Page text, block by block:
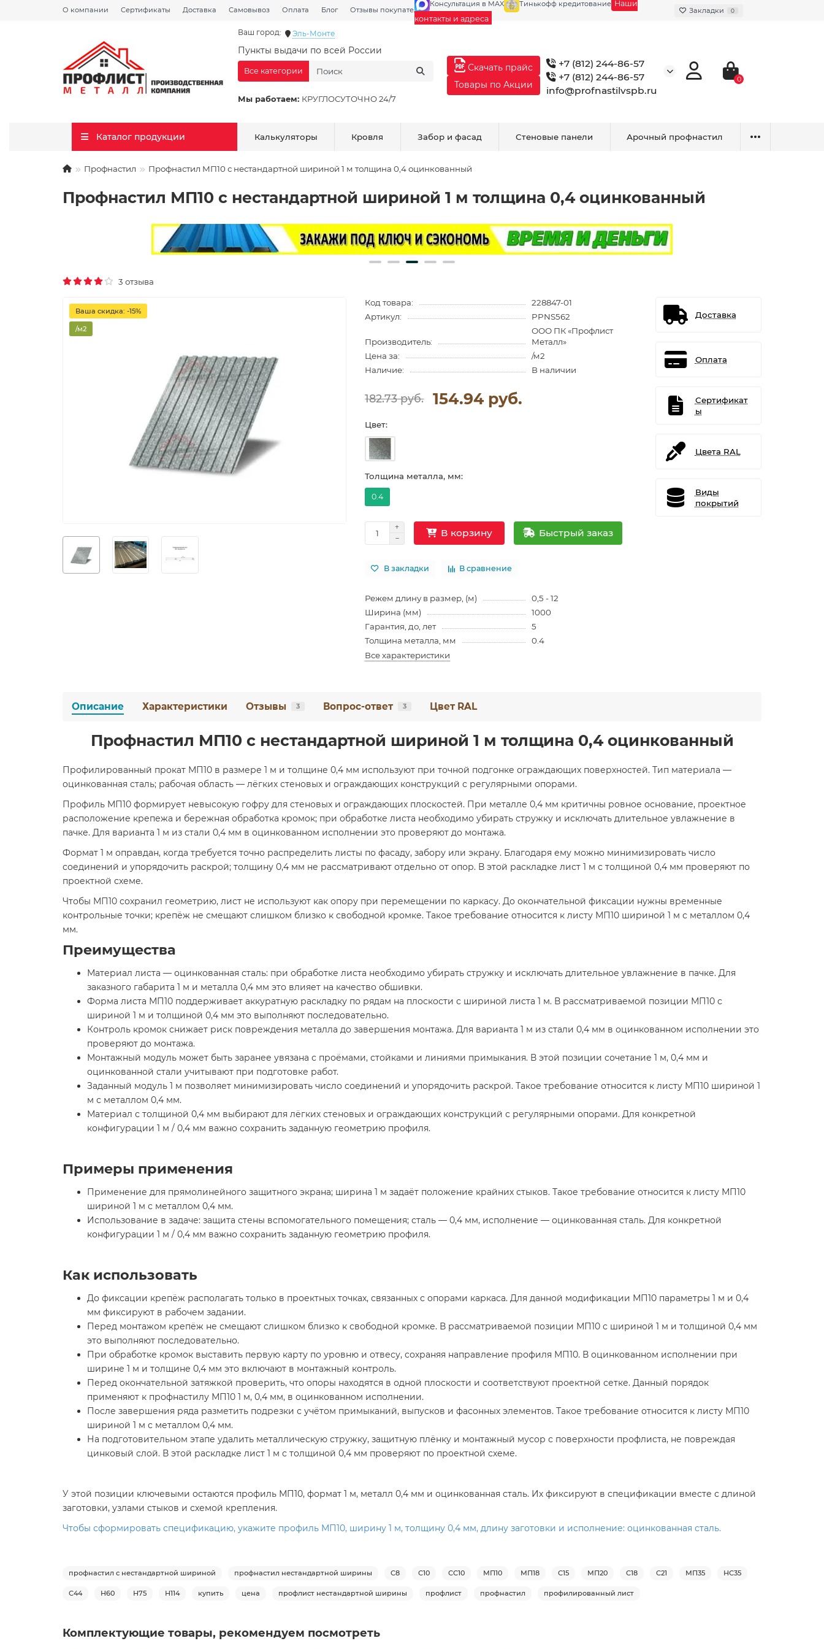
О компании Сертификаты Доставка Самовывоз Оплата Блог Отзывы покупателей Галерея
Консультация в MAX Тинькофф кредитование Наши
контакты и адреса
Закладки 0
Ваш город: Эль-Монте
Пункты выдачи по всей России
Мы работаем: КРУГЛОСУТОЧНО 24/7
Все категории
Скачать прайс
Товары по Акции
+7 (812) 244-86-57
+7 (812) 244-86-57
info@profnastilvspb.ru
0
Каталог продукции Калькуляторы Кровля Забор и фасад Стеновые панели Арочный профнастил
Профнастил Профнастил МП10 с нестандартной шириной 1 м толщина 0,4 оцинкованный
Профнастил МП10 с нестандартной шириной 1 м толщина 0,4 оцинкованный
3 отзыва
Ваша скидка: -15%
/м2
Код товара:
228847-01
Артикул:
PPNS562
Производитель:
ООО ПК «Профлист
Металл»
Цена за:
/м2
Наличие:
В наличии
182.73 руб. 154.94 руб.
Цвет:
Толщина металла, мм:
0.4
В корзину Быстрый заказ
В закладки В сравнение
Режем длину в размер, (м)
0,5 - 12
Ширина (мм)
1000
Гарантия, до, лет
5
Толщина металла, мм
0.4
Все характеристики
Доставка
Оплата
Сертификат
ы
Цвета RAL
Виды
покрытий
Описание Характеристики Отзывы 3 Вопрос-ответ 3 Цвет RAL
Профнастил МП10 с нестандартной шириной 1 м толщина 0,4 оцинкованный
Профилированный прокат МП10 в размере 1 м и толщине 0,4 мм используют при точной подгонке ограждающих поверхностей. Тип материала —
оцинкованная сталь; рабочая область — лёгких стеновых и ограждающих конструкций с регулярными опорами.
Профиль МП10 формирует невысокую гофру для стеновых и ограждающих плоскостей. При металле 0,4 мм критичны ровное основание, проектное
расположение крепежа и бережная обработка кромок; при обработке листа необходимо убирать стружку и исключать длительное увлажнение в
пачке. Для варианта 1 м из стали 0,4 мм в оцинкованном исполнении это проверяют до монтажа.
Формат 1 м оправдан, когда требуется точно распределить листы по фасаду, забору или экрану. Благодаря ему можно минимизировать число
соединений и упорядочить раскрой; толщину 0,4 мм не рассматривают отдельно от опор. В этой раскладке лист 1 м с толщиной 0,4 мм проверяют по
проектной схеме.
Чтобы МП10 сохранил геометрию, лист не используют как опору при перемещении по каркасу. До окончательной фиксации нужны временные
контрольные точки; крепёж не смещают слишком близко к свободной кромке. Такое требование относится к листу МП10 шириной 1 м с металлом 0,4
мм.
Преимущества
Материал листа — оцинкованная сталь: при обработке листа необходимо убирать стружку и исключать длительное увлажнение в пачке. Для
заказного габарита 1 м и металла 0,4 мм это влияет на качество обшивки.
Форма листа МП10 поддерживает аккуратную раскладку по рядам на плоскости с шириной листа 1 м. В рассматриваемой позиции МП10 с
шириной 1 м и толщиной 0,4 мм это выполняют последовательно.
Контроль кромок снижает риск повреждения металла до завершения монтажа. Для варианта 1 м из стали 0,4 мм в оцинкованном исполнении это
проверяют до монтажа.
Монтажный модуль может быть заранее увязана с проёмами, стойками и линиями примыкания. В этой позиции сочетание 1 м, 0,4 мм и
оцинкованной стали учитывают при подготовке работ.
Заданный модуль 1 м позволяет минимизировать число соединений и упорядочить раскрой. Такое требование относится к листу МП10 шириной 1
м с металлом 0,4 мм.
Материал с толщиной 0,4 мм выбирают для лёгких стеновых и ограждающих конструкций с регулярными опорами. Для конкретной
конфигурации 1 м / 0,4 мм важно сохранить заданную геометрию профиля.
Примеры применения
Применение для прямолинейного защитного экрана; ширина 1 м задаёт положение крайних стыков. Такое требование относится к листу МП10
шириной 1 м с металлом 0,4 мм.
Использование в задаче: защита стены вспомогательного помещения; сталь — 0,4 мм, исполнение — оцинкованная сталь. Для конкретной
конфигурации 1 м / 0,4 мм важно сохранить заданную геометрию профиля.
Как использовать
До фиксации крепёж располагать только в проектных точках, связанных с опорами каркаса. Для данной модификации МП10 параметры 1 м и 0,4
мм фиксируют в рабочем задании.
Перед монтажом крепёж не смещают слишком близко к свободной кромке. В рассматриваемой позиции МП10 с шириной 1 м и толщиной 0,4 мм
это выполняют последовательно.
При обработке кромок выставить первую карту по уровню и отвесу, сохраняя направление профиля МП10. В оцинкованном исполнении при
ширине 1 м и толщине 0,4 мм это включают в монтажный контроль.
Перед окончательной затяжкой проверить, что опоры находятся в одной плоскости и соответствуют проектной сетке. Данный порядок
применяют к профнастилу МП10 1 м, 0,4 мм, в оцинкованном исполнении.
После завершения ряда разметить подрезки с учётом примыканий, выпусков и фасонных элементов. Такое требование относится к листу МП10
шириной 1 м с металлом 0,4 мм.
На подготовительном этапе удалить металлическую стружку, защитную плёнку и монтажный мусор с поверхности профлиста, не повреждая
цинковый слой. В этой раскладке лист 1 м с толщиной 0,4 мм проверяют по проектной схеме.
У этой позиции ключевыми остаются профиль МП10, формат 1 м, металл 0,4 мм и оцинкованная сталь. Их фиксируют в спецификации вместе с длиной
заготовки, узлами стыков и схемой крепления.
Чтобы сформировать спецификацию, укажите профиль МП10, ширину 1 м, толщину 0,4 мм, длину заготовки и исполнение: оцинкованная сталь.
профнастил с нестандартной шириной профнастил нестандартной ширины С8 С10 СС10 МП10 МП18 С15 МП20 С18 С21 МП35 НС35
С44 Н60 Н75 Н114 купить цена профлист нестандартной ширины профлист профнастил профилированный лист
Комплектующие товары, рекомендуем посмотреть